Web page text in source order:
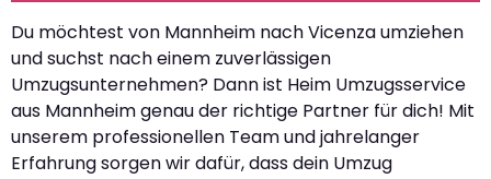
Du möchtest von Mannheim nach Vicenza umziehen
und suchst nach einem zuverlässigen
Umzugsunternehmen? Dann ist Heim Umzugsservice
aus Mannheim genau der richtige Partner für dich! Mit
unserem professionellen Team und jahrelanger
Erfahrung sorgen wir dafür, dass dein Umzug